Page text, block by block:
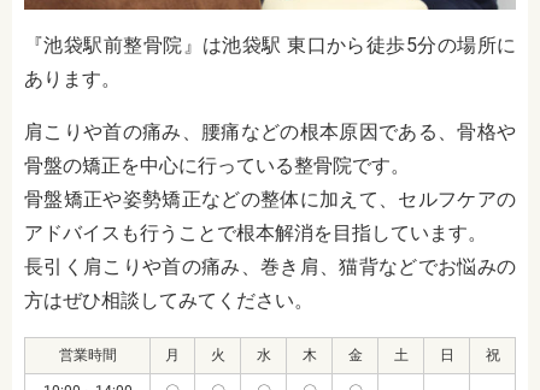
『池袋駅前整骨院』は池袋駅 東口から徒歩5分の場所に
あります。
肩こりや首の痛み、腰痛などの根本原因である、骨格や
骨盤の矯正を中心に行っている整骨院です。
骨盤矯正や姿勢矯正などの整体に加えて、セルフケアの
アドバイスも行うことで根本解消を目指しています。
長引く肩こりや首の痛み、巻き肩、猫背などでお悩みの
方はぜひ相談してみてください。
営業時間 月 火 水 木 金 土 日 祝